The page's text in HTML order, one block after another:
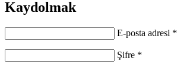
Kaydolmak
E-posta adresi *
Şifre *